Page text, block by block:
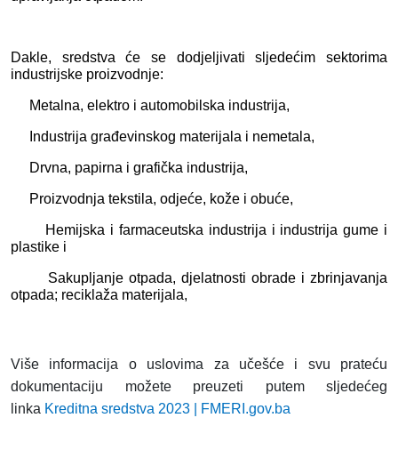
Dakle, sredstva će se dodjeljivati sljedećim sektorima
industrijske proizvodnje:
Metalna, elektro i automobilska industrija,
Industrija građevinskog materijala i nemetala,
Drvna, papirna i grafička industrija,
Proizvodnja tekstila, odjeće, kože i obuće,
Hemijska i farmaceutska industrija i industrija gume i
plastike i
Sakupljanje otpada, djelatnosti obrade i zbrinjavanja
otpada; reciklaža materijala,
Više informacija o uslovima za učešće i svu prateću
dokumentaciju možete preuzeti putem sljedećeg
linka Kreditna sredstva 2023 | FMERI.gov.ba